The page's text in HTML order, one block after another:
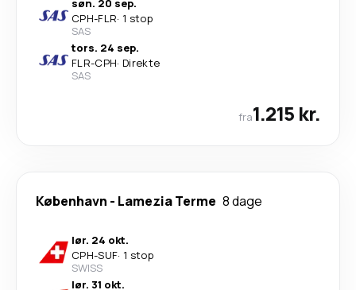
søn. 20 sep.
CPH-FLR· 1 stop
SAS
tors. 24 sep.
FLR-CPH· Direkte
SAS
fra1.215 kr.
København - Lamezia Terme 8 dage
lør. 24 okt.
CPH-SUF· 1 stop
SWISS
lør. 31 okt.